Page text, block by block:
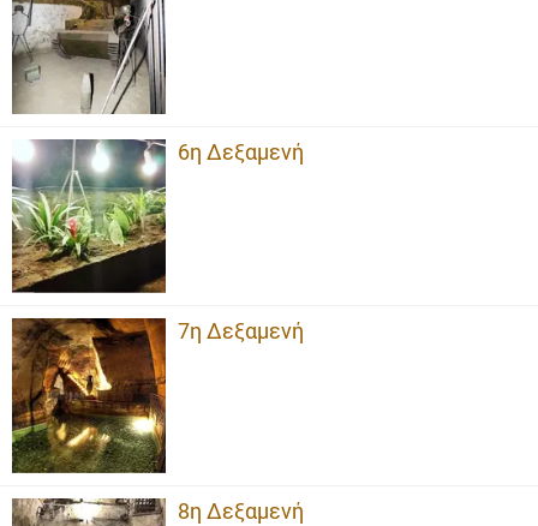
6η Δεξαμενή
7η Δεξαμενή
8η Δεξαμενή